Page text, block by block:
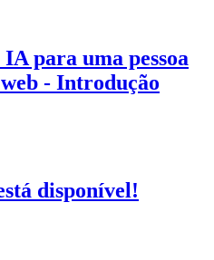
para uma pessoa
- Introdução
disponível!